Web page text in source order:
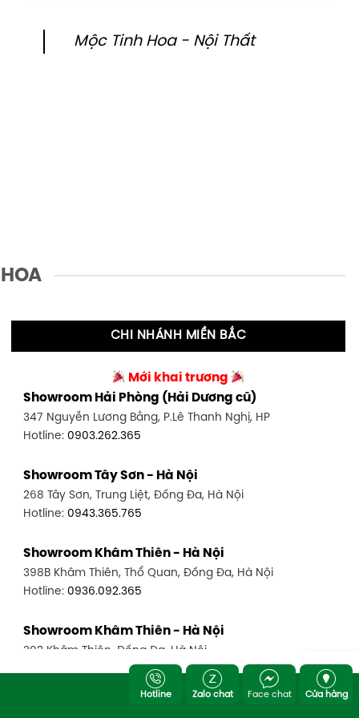
Mộc Tinh Hoa - Nội Thất
CHI NHÁNH MIỀN BẮC
Mới khai trương
Showroom Hải Phòng (Hải Dương cũ)
347 Nguyễn Lương Bằng, P.Lê Thanh Nghị, HP
Hotline:0903.262.365
Showroom Tây Sơn - Hà Nội
268 Tây Sơn, Trung Liệt, Đống Đa, Hà Nội
Hotline:0943.365.765
Showroom Khâm Thiên - Hà Nội
398B Khâm Thiên, Thổ Quan, Đống Đa, Hà Nội
Hotline:0936.092.365
Showroom Khâm Thiên - Hà Nội
302 Khâm Thiên, Đống Đa, Hà Nội
0943.980.890
Hotline Zalo chat Face chat Cửa hàng